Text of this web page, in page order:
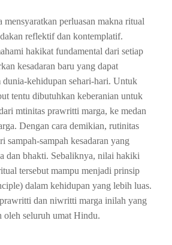
perluasan makna ritual
reflektif dan kontemplatif.
hakikat fundamental dari setiap
kesadaran baru yang dapat
dunia-kehidupan sehari-hari. Untuk
tentu dibutuhkan keberanian untuk
mtinitas prawritti marga, ke medan
Dengan cara demikian, rutinitas
sampah-sampah kesadaran yang
dan bhakti. Sebaliknya, nilai hakiki
tersebut mampu menjadi prinsip
dalam kehidupan yang lebih luas.
dan niwritti marga inilah yang
oleh seluruh umat Hindu.